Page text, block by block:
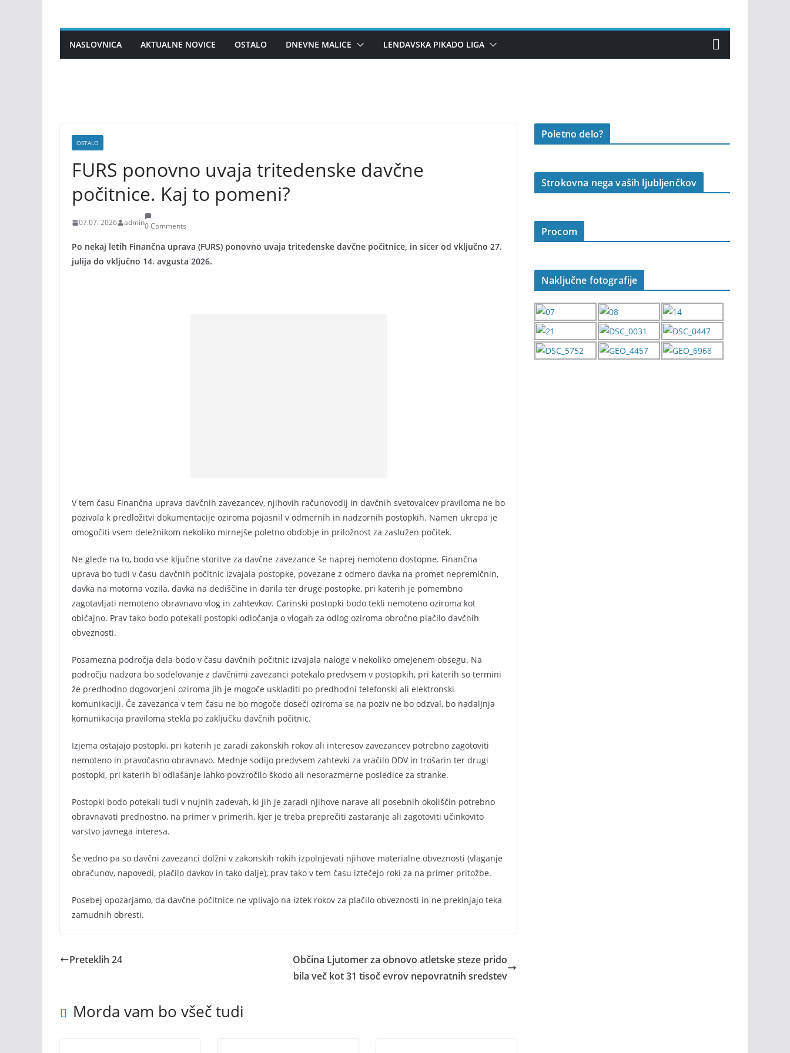
contentNASLOVNICA AKTUALNE NOVICE OSTALO DNEVNE MALICE LENDAVSKA PIKADO LIGA
OSTALO
FURS ponovno uvaja tritedenske davčne
počitnice. Kaj to pomeni?
07.07. 2026 admin0 Comments
Po nekaj letih Finančna uprava (FURS) ponovno uvaja tritedenske davčne počitnice, in sicer od vključno 27.
julija do vključno 14. avgusta 2026.
V tem času Finančna uprava davčnih zavezancev, njihovih računovodij in davčnih svetovalcev praviloma ne bo
pozivala k predložitvi dokumentacije oziroma pojasnil v odmernih in nadzornih postopkih. Namen ukrepa je
omogočiti vsem deležnikom nekoliko mirnejše poletno obdobje in priložnost za zaslužen počitek.
Ne glede na to, bodo vse ključne storitve za davčne zavezance še naprej nemoteno dostopne. Finančna
uprava bo tudi v času davčnih počitnic izvajala postopke, povezane z odmero davka na promet nepremičnin,
davka na motorna vozila, davka na dediščine in darila ter druge postopke, pri katerih je pomembno
zagotavljati nemoteno obravnavo vlog in zahtevkov. Carinski postopki bodo tekli nemoteno oziroma kot
običajno. Prav tako bodo potekali postopki odločanja o vlogah za odlog oziroma obročno plačilo davčnih
obveznosti.
Posamezna področja dela bodo v času davčnih počitnic izvajala naloge v nekoliko omejenem obsegu. Na
področju nadzora bo sodelovanje z davčnimi zavezanci potekalo predvsem v postopkih, pri katerih so termini
že predhodno dogovorjeni oziroma jih je mogoče uskladiti po predhodni telefonski ali elektronski
komunikaciji. Če zavezanca v tem času ne bo mogoče doseči oziroma se na poziv ne bo odzval, bo nadaljnja
komunikacija praviloma stekla po zaključku davčnih počitnic.
Izjema ostajajo postopki, pri katerih je zaradi zakonskih rokov ali interesov zavezancev potrebno zagotoviti
nemoteno in pravočasno obravnavo. Mednje sodijo predvsem zahtevki za vračilo DDV in trošarin ter drugi
postopki, pri katerih bi odlašanje lahko povzročilo škodo ali nesorazmerne posledice za stranke.
Postopki bodo potekali tudi v nujnih zadevah, ki jih je zaradi njihove narave ali posebnih okoliščin potrebno
obravnavati prednostno, na primer v primerih, kjer je treba preprečiti zastaranje ali zagotoviti učinkovito
varstvo javnega interesa.
Še vedno pa so davčni zavezanci dolžni v zakonskih rokih izpolnjevati njihove materialne obveznosti (vlaganje
obračunov, napovedi, plačilo davkov in tako dalje), prav tako v tem času iztečejo roki za na primer pritožbe.
Posebej opozarjamo, da davčne počitnice ne vplivajo na iztek rokov za plačilo obveznosti in ne prekinjajo teka
zamudnih obresti.
Preteklih 24
Občina Ljutomer za obnovo atletske steze prido
bila več kot 31 tisoč evrov nepovratnih sredstev
Morda vam bo všeč tudi
Poletno delo?
Strokovna nega vaših ljubljenčkov
Procom
Naključne fotografije